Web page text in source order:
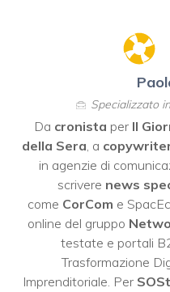
Specializzato
Da cronista per Il
della Sera, a
in agenzie di
scrivere news
come CorCom e
online del gruppo
testate e portali
Trasformazione
Imprenditoriale. Per